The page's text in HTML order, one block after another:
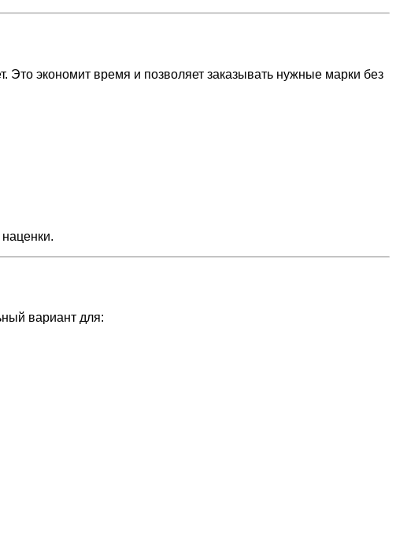
Это экономит время и позволяет заказывать нужные марки без
вариант для: